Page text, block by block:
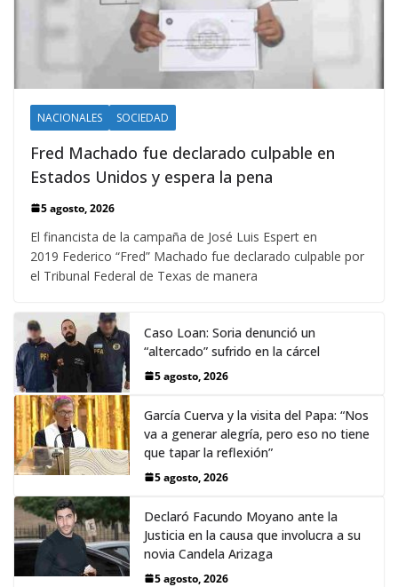
NACIONALES SOCIEDAD
Fred Machado fue declarado culpable en
Estados Unidos y espera la pena
5 agosto, 2026
El financista de la campaña de José Luis Espert en
2019 Federico “Fred” Machado fue declarado culpable por
el Tribunal Federal de Texas de manera
Caso Loan: Soria denunció un
“altercado” sufrido en la cárcel
5 agosto, 2026
García Cuerva y la visita del Papa: “Nos
va a generar alegría, pero eso no tiene
que tapar la reflexión”
5 agosto, 2026
Declaró Facundo Moyano ante la
Justicia en la causa que involucra a su
novia Candela Arizaga
5 agosto, 2026